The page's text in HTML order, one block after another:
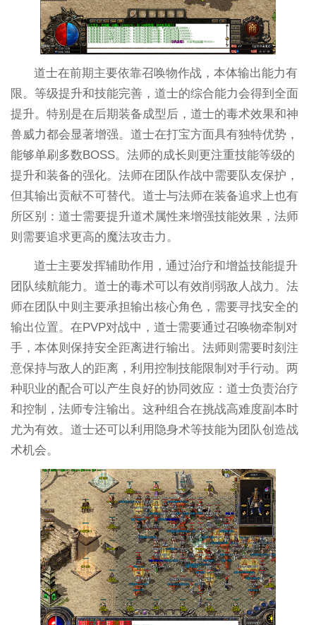
道士在前期主要依靠召唤物作战，本体输出能力有
限。等级提升和技能完善，道士的综合能力会得到全面
提升。特别是在后期装备成型后，道士的毒术效果和神
兽威力都会显著增强。道士在打宝方面具有独特优势，
能够单刷多数BOSS。法师的成长则更注重技能等级的
提升和装备的强化。法师在团队作战中需要队友保护，
但其输出贡献不可替代。道士与法师在装备追求上也有
所区别：道士需要提升道术属性来增强技能效果，法师
则需要追求更高的魔法攻击力。
道士主要发挥辅助作用，通过治疗和增益技能提升
团队续航能力。道士的毒术可以有效削弱敌人战力。法
师在团队中则主要承担输出核心角色，需要寻找安全的
输出位置。在PVP对战中，道士需要通过召唤物牵制对
手，本体则保持安全距离进行输出。法师则需要时刻注
意保持与敌人的距离，利用控制技能限制对手行动。两
种职业的配合可以产生良好的协同效应：道士负责治疗
和控制，法师专注输出。这种组合在挑战高难度副本时
尤为有效。道士还可以利用隐身术等技能为团队创造战
术机会。